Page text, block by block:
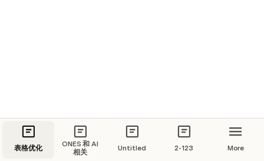
表格优化
ONES 和 AI
相关
Untitled 2-123 More